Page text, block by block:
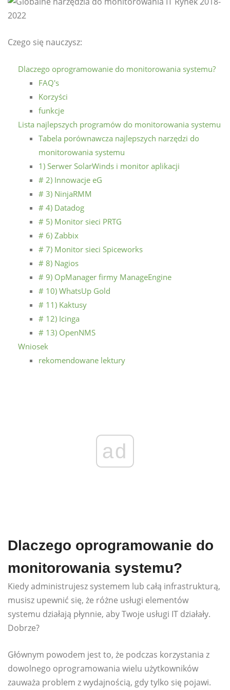
Czego się nauczysz:
Dlaczego oprogramowanie do monitorowania systemu?
FAQ's
Korzyści
funkcje
Lista najlepszych programów do monitorowania systemu
Tabela porównawcza najlepszych narzędzi do
monitorowania systemu
1) Serwer SolarWinds i monitor aplikacji
# 2) Innowacje eG
# 3) NinjaRMM
# 4) Datadog
# 5) Monitor sieci PRTG
# 6) Zabbix
# 7) Monitor sieci Spiceworks
# 8) Nagios
# 9) OpManager firmy ManageEngine
# 10) WhatsUp Gold
# 11) Kaktusy
# 12) Icinga
# 13) OpenNMS
Wniosek
rekomendowane lektury
ad
Dlaczego oprogramowanie do
monitorowania systemu?
Kiedy administrujesz systemem lub całą infrastrukturą,
musisz upewnić się, że różne usługi elementów
systemu działają płynnie, aby Twoje usługi IT działały.
Dobrze?
Głównym powodem jest to, że podczas korzystania z
dowolnego oprogramowania wielu użytkowników
zauważa problem z wydajnością, gdy tylko się pojawi.